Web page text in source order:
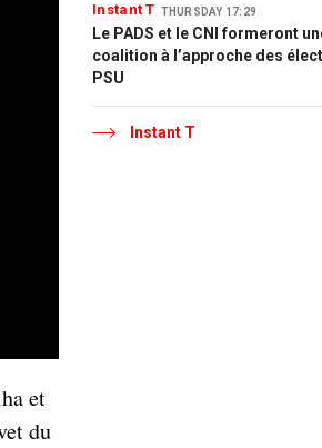
et
du
Instant T THURSDAY 17:29
Le PADS et le CNI formeront
coalition à l’approche des
PSU
Instant T